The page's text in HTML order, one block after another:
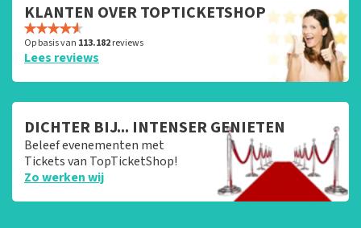
KLANTEN OVER TOPTICKETSHOP
Op basis van 113.182reviews
Lees reviews
DICHTER BIJ... INTENSER GENIETEN
Beleef evenementen met
Tickets van TopTicketShop!
Zo werken wij